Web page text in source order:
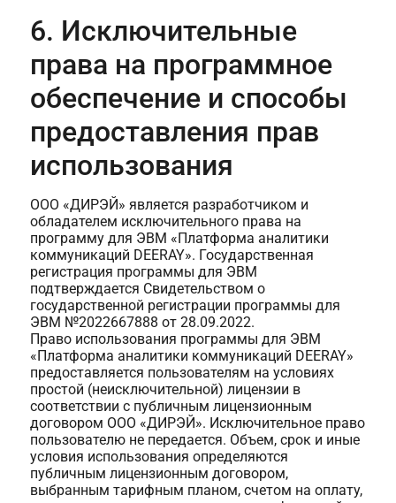
6. Исключительные
права на программное
обеспечение и способы
предоставления прав
использования
ООО «ДИРЭЙ» является разработчиком и
обладателем исключительного права на
программу для ЭВМ «Платформа аналитики
коммуникаций DEERAY». Государственная
регистрация программы для ЭВМ
подтверждается Свидетельством о
государственной регистрации программы для
ЭВМ №2022667888 от 28.09.2022.
Право использования программы для ЭВМ
«Платформа аналитики коммуникаций DEERAY»
предоставляется пользователям на условиях
простой (неисключительной) лицензии в
соответствии с публичным лицензионным
договором ООО «ДИРЭЙ». Исключительное право
пользователю не передается. Объем, срок и иные
условия использования определяются
публичным лицензионным договором,
выбранным тарифным планом, счетом на оплату,